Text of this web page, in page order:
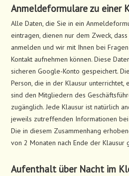
Anmeldeformulare zu einer
Alle Daten, die Sie in ein
eintragen, dienen nur dem Zweck,
anmelden und wir mit Ihnen bei
Kontakt aufnehmen können. Diese
sicheren Google-Konto gespeichert.
Person, die in der Klausur unterrichtet,
sind den Mitgliedern des
zugänglich. Jede Klausur ist natürlich
jeweils zutreffenden Informationen
Die in diesem Zusammenhang
von 2 Monaten nach Ende der Klausur
Aufenthalt über Nacht im